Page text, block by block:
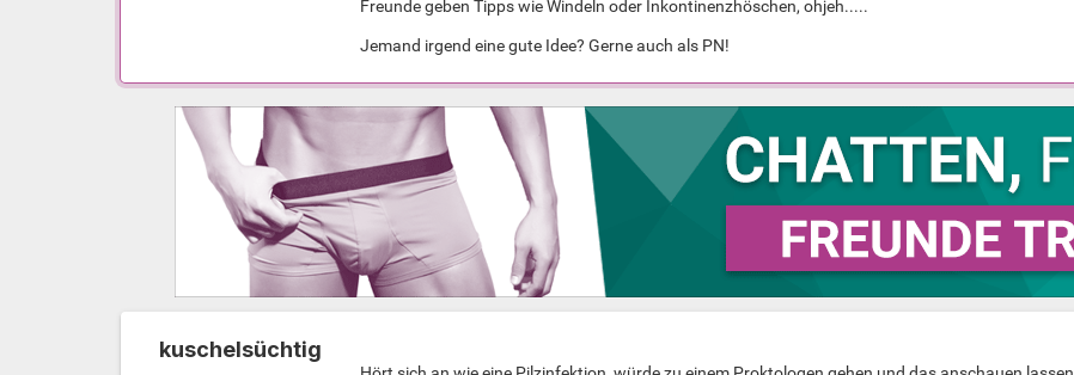
Freunde geben Tipps wie Windeln oder Inkontinenzhöschen, ohjeh.....
Jemand irgend eine gute Idee? Gerne auch als PN!
kuschelsüchtig